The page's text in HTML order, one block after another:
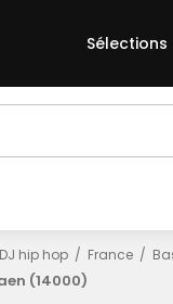
Sélections
DJ hip hop France
(14000)